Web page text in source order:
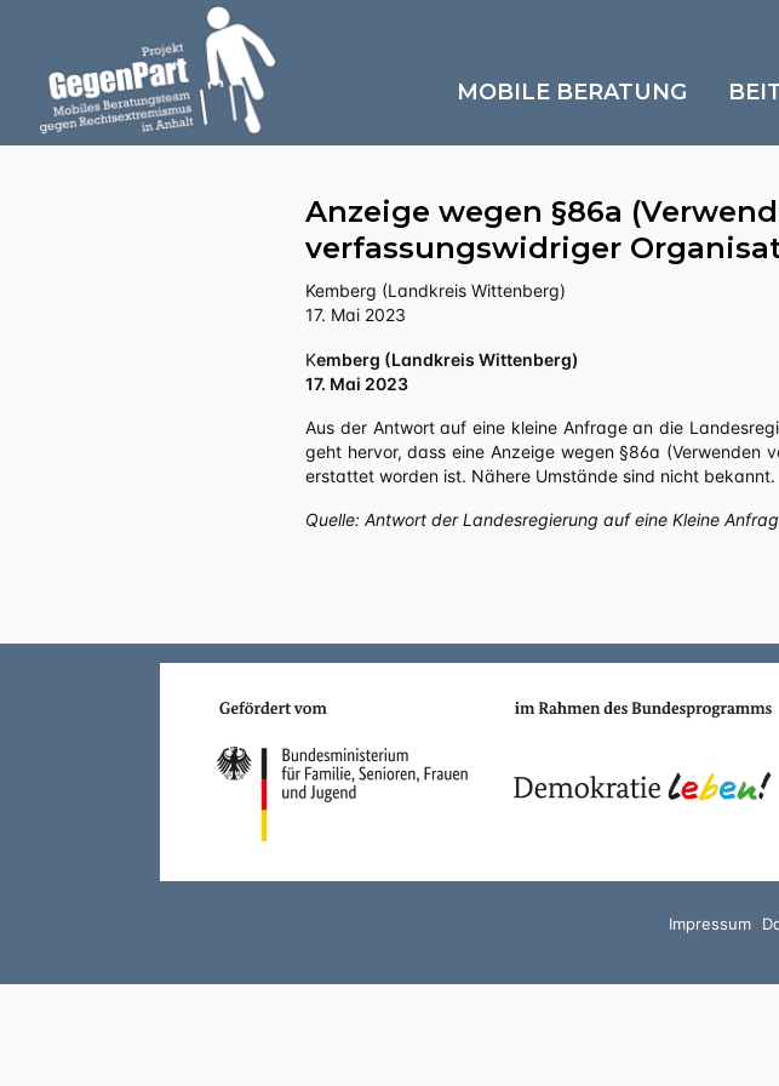
MOBILE BERATUNG
Anzeige wegen §86a
verfassungswidriger
Kemberg (Landkreis Wittenberg)
17. Mai 2023
Kemberg (Landkreis Wittenberg)
17. Mai 2023
Aus der Antwort auf eine kleine Anfrage an die
geht hervor, dass eine Anzeige wegen §86a (Verwenden
erstattet worden ist. Nähere Umstände sind nicht bekannt.
Quelle: Antwort der Landesregierung auf eine Kleine
Impressum